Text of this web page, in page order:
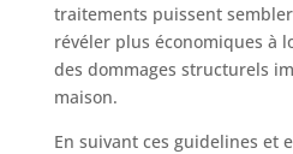
traitements puissent
révéler plus économiques à
des dommages structurels
maison.
En suivant ces guidelines et